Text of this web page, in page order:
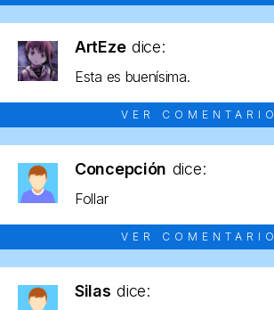
ArtEze dice:
Esta es buenísima.
VER COMENTARIO
Concepción dice:
Follar
VER COMENTARIO
Silas dice: